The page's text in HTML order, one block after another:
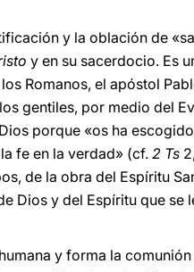
y la oblación de
y en su sacerdocio. Es
Romanos, el apóstol
gentiles, por medio del
porque «os ha
fe en la verdad» (cf.2 Ts
de la obra del Espíritu
Dios y del Espíritu que se
y forma la